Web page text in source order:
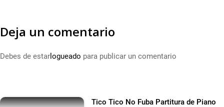
Deja un comentario
Debes de estar logueado para publicar un comentario
Tico Tico No Fuba Partitura de Piano